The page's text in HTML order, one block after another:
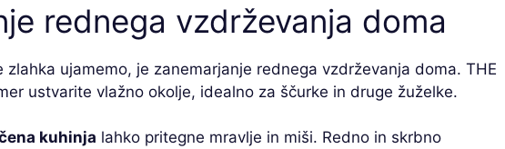
rednega vzdrževanja doma
zlahka ujamemo, je zanemarjanje rednega vzdrževanja doma. THE
ustvarite vlažno okolje, idealno za ščurke in druge žuželke.
kuhinja lahko pritegne mravlje in miši. Redno in skrbno